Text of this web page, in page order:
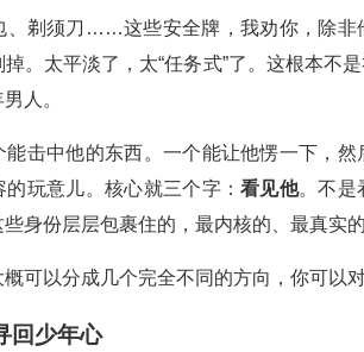
、剃须刀……这些安全牌，我劝你，除非
。太平淡了，太“任务式”了。这根本不
人。
能击中他的东西。一个能让他愣一下，
的玩意儿。核心就三个字：看见他。不是
身份层层包裹住的，最内核的、最真实的
可以分成几个完全不同的方向，你可以
回少年心